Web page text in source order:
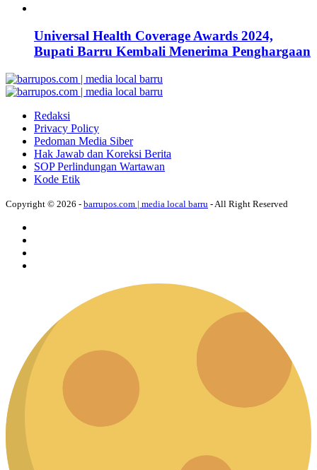
Universal Health Coverage Awards 2024,
Bupati Barru Kembali Menerima Penghargaan
Redaksi
Privacy Policy
Pedoman Media Siber
Hak Jawab dan Koreksi Berita
SOP Perlindungan Wartawan
Kode Etik
Copyright © 2026 - barrupos.com | media local barru - All Right Reserved